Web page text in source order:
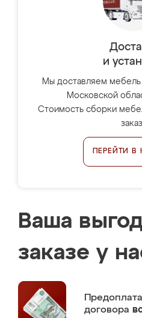
и
Мы доставляем
Московской
Стоимость сборки
ПЕРЕЙТИ В
Ваша
заказе у
Предоплата
договора